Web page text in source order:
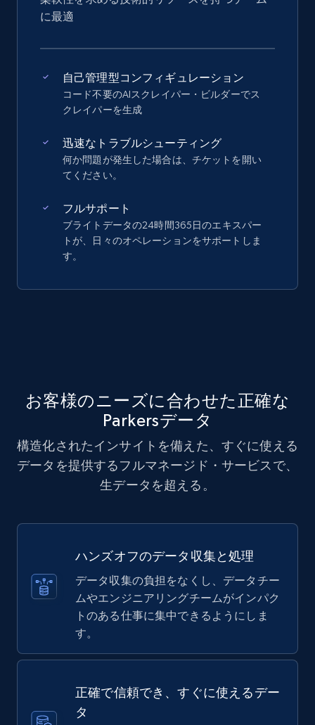
に最適
自己管理型コンフィギュレーション
コード不要のAIスクレイパー・ビルダーでス
クレイパーを生成
迅速なトラブルシューティング
何か問題が発生した場合は、チケットを開い
てください。
フルサポート
ブライトデータの24時間365日のエキスパー
トが、日々のオペレーションをサポートしま
す。
お客様のニーズに合わせた正確な
Parkersデータ
構造化されたインサイトを備えた、すぐに使える
データを提供するフルマネージド・サービスで、
生データを超える。
ハンズオフのデータ収集と処理
データ収集の負担をなくし、データチー
ムやエンジニアリングチームがインパク
トのある仕事に集中できるようにしま
す。
正確で信頼でき、すぐに使えるデー
タ